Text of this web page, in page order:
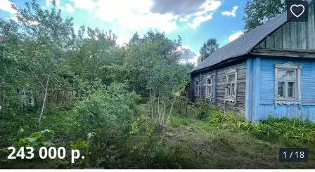
1 / 18
243 000 р.